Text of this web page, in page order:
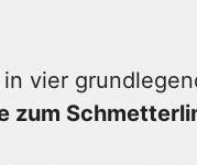
vier
zum